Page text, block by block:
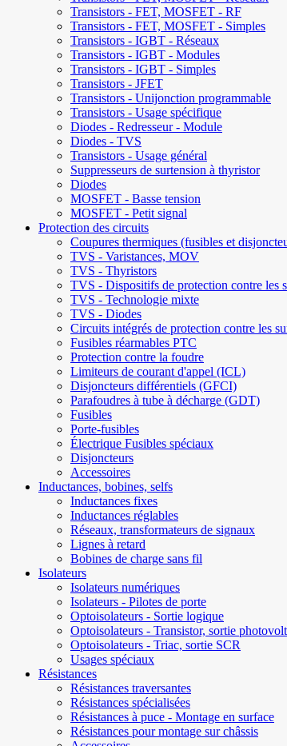
Transistors - FET, MOSFET - RF
Transistors - FET, MOSFET - Simples
Transistors - IGBT - Réseaux
Transistors - IGBT - Modules
Transistors - IGBT - Simples
Transistors - JFET
Transistors - Unijonction programmable
Transistors - Usage spécifique
Diodes - Redresseur - Module
Diodes - TVS
Transistors - Usage général
Suppresseurs de surtension à thyristor
Diodes
MOSFET - Basse tension
MOSFET - Petit signal
Protection des circuits
Coupures thermiques (fusibles et
TVS - Varistances, MOV
TVS - Thyristors
TVS - Dispositifs de protection contre les
TVS - Technologie mixte
TVS - Diodes
Circuits intégrés de protection contre les
Fusibles réarmables PTC
Protection contre la foudre
Limiteurs de courant d'appel (ICL)
Disjoncteurs différentiels (GFCI)
Parafoudres à tube à décharge (GDT)
Fusibles
Porte-fusibles
Électrique Fusibles spéciaux
Disjoncteurs
Accessoires
Inductances, bobines, selfs
Inductances fixes
Inductances réglables
Réseaux, transformateurs de signaux
Lignes à retard
Bobines de charge sans fil
Isolateurs
Isolateurs numériques
Isolateurs - Pilotes de porte
Optoisolateurs - Sortie logique
Optoisolateurs - Transistor, sortie
Optoisolateurs - Triac, sortie SCR
Usages spéciaux
Résistances
Résistances traversantes
Résistances spécialisées
Résistances à puce - Montage en surface
Résistances pour montage sur châssis